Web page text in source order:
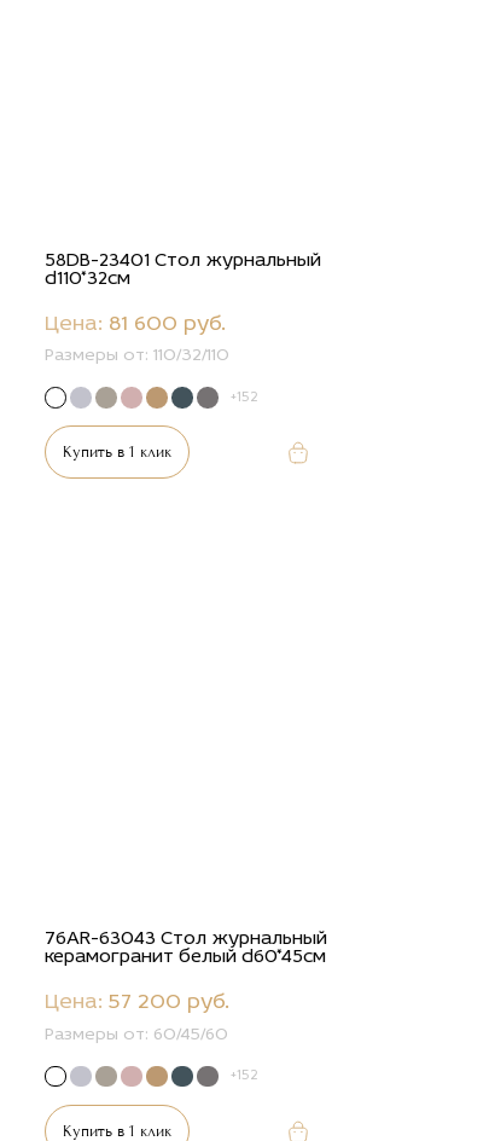
58DB-23401 Стол журнальный
d110*32см
Цена: 81 600 руб.
Размеры от:110/32/110
+152
Купить в 1 клик
76AR-63043 Стол журнальный
керамогранит белый d60*45см
Цена: 57 200 руб.
Размеры от: 60/45/60
+152
Купить в 1 клик